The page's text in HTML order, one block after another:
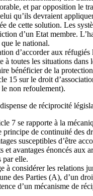
et par opposition le
qu’ils devraient
de cette solution. Les
d’un Etat membre.
le national.
d’accorder aux
à toutes les situations
bénéficier de la
15 sur le droit
non refoulement).
de réciprocité
7 se rapporte à la
de continuité des
susceptibles d’être
et avantages énoncés
par elle.
à considérer les relations
des Parties (A), d’un
d’un mécanisme de